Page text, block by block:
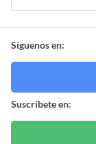
Síguenos en:
Suscríbete en: